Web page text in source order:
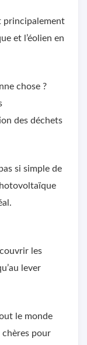
principalement
et l’éolien en
chose ?
des déchets
si simple de
les
lever
le monde
pour